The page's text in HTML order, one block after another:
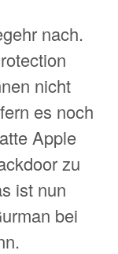
nach.
nicht
es noch
Apple
zu
ist nun
bei